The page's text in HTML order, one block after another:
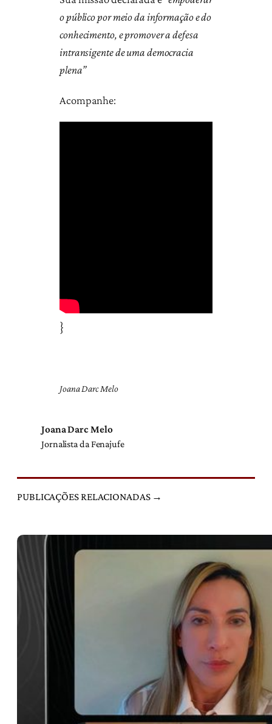
o público por meio da informação e do
conhecimento, e promover a defesa
intransigente de uma democracia
plena”
Acompanhe:
}
Joana Darc Melo
Joana Darc Melo
Jornalista da Fenajufe
PUBLICAÇÕES RELACIONADAS →